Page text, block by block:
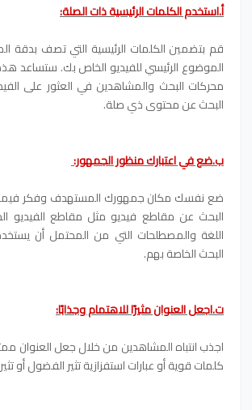
أ.استخدم الكلمات الرئيسية ذات الصلة:
قم بتضمين الكلمات الرئيسية التي تصف بدقة
الموضوع الرئيسي للفيديو الخاص بك. ستساعد
محركات البحث والمشاهدين في العثور على
البحث عن محتوى ذي صلة.
ب.ضع في اعتبارك منظور الجمهور:
ضع نفسك مكان جمهورك المستهدف وفكر فيما
البحث عن مقاطع فيديو مثل مقاطع الفيديو
اللغة والمصطلحات التي من المحتمل أن
البحث الخاصة بهم.
ت.اجعل العنوان مثيرًا للاهتمام وجذابًا:
اجذب انتباه المشاهدين من خلال جعل العنوان
كلمات قوية أو عبارات استفزازية تثير الفضول أو